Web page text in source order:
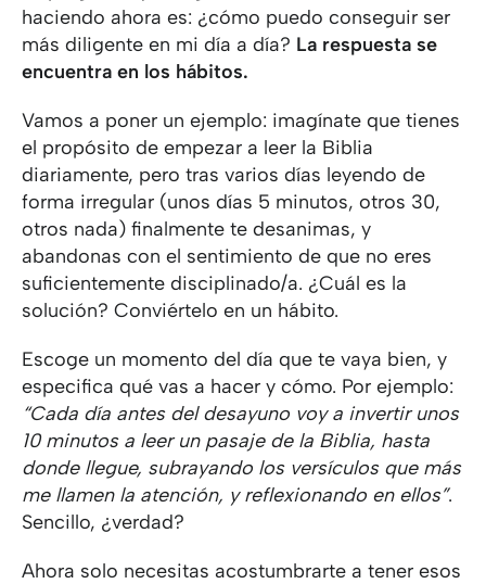
haciendo ahora es: ¿cómo puedo conseguir ser
más diligente en mi día a día? La respuesta se
encuentra en los hábitos.
Vamos a poner un ejemplo: imagínate que tienes
el propósito de empezar a leer la Biblia
diariamente, pero tras varios días leyendo de
forma irregular (unos días 5 minutos, otros 30,
otros nada) finalmente te desanimas, y
abandonas con el sentimiento de que no eres
suficientemente disciplinado/a. ¿Cuál es la
solución? Conviértelo en un hábito.
Escoge un momento del día que te vaya bien, y
especifica qué vas a hacer y cómo. Por ejemplo:
“Cada día antes del desayuno voy a invertir unos
10 minutos a leer un pasaje de la Biblia, hasta
donde llegue, subrayando los versículos que más
me llamen la atención, y reflexionando en ellos”.
Sencillo, ¿verdad?
Ahora solo necesitas acostumbrarte a tener esos